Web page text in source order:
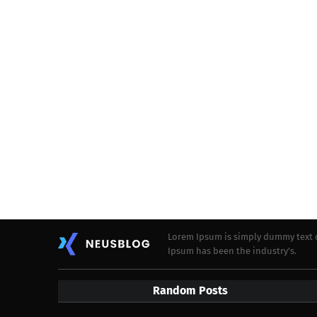
Lorem Ipsum is simply dummy
Ipsum has been the industry's.
Random Posts